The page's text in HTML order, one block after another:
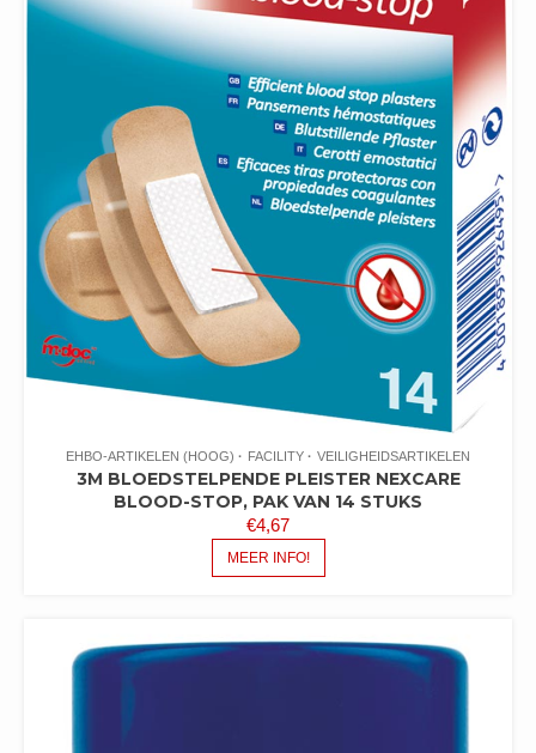
EHBO-ARTIKELEN (HOOG) FACILITY VEILIGHEIDSARTIKELEN
3M BLOEDSTELPENDE PLEISTER NEXCARE
BLOOD-STOP, PAK VAN 14 STUKS
€4,67
MEER INFO!